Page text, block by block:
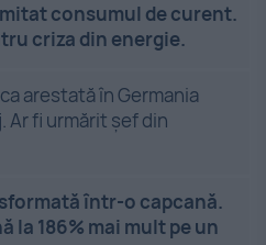
consumul de curent.
criza din energie.
arestată în Germania
Ar fi urmărit șef din
într-o capcană.
la 186% mai mult pe un